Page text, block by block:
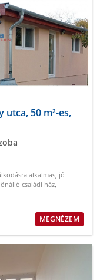
utca, 50 m²-es,
alkalmas, jó
önálló családi ház,
MEGNÉZEM